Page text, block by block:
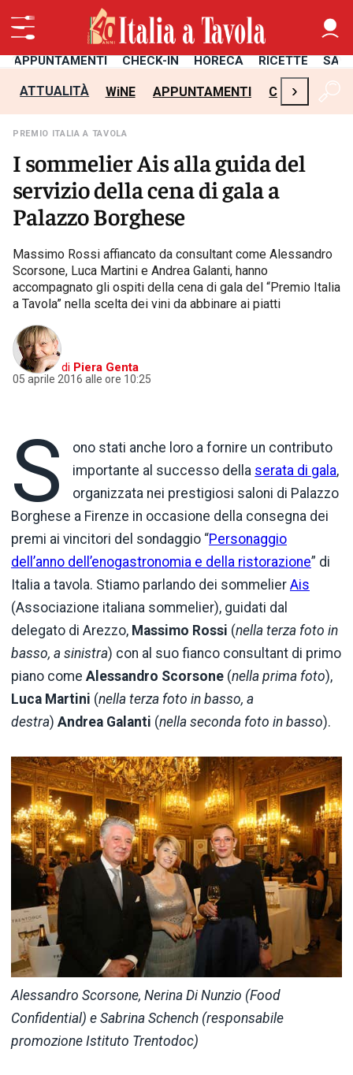
APPUNTAMENTI CHECK-IN HORECA RICETTE
ATTUALITÀ WiNE APPUNTAMENTI CHECK-IN
›
PREMIO ITALIA A TAVOLA
I sommelier Ais alla guida del
servizio della cena di gala a
Palazzo Borghese
Massimo Rossi affiancato da consultant come Alessandro
Scorsone, Luca Martini e Andrea Galanti, hanno
accompagnato gli ospiti della cena di gala del “Premio Italia
a Tavola” nella scelta dei vini da abbinare ai piatti
di Piera Genta
05 aprile 2016 alle ore 10:25
S
ono stati anche loro a fornire un contributo
importante al successo della serata di gala,
organizzata nei prestigiosi saloni di Palazzo
Borghese a Firenze in occasione della consegna dei
premi ai vincitori del sondaggio “Personaggio
dell’anno dell’enogastronomia e della ristorazione” di
Italia a tavola. Stiamo parlando dei sommelier Ais
(Associazione italiana sommelier), guidati dal
delegato di Arezzo, Massimo Rossi (nella terza foto in
basso, a sinistra) con al suo fianco consultant di primo
piano come Alessandro Scorsone (nella prima foto),
Luca Martini (nella terza foto in basso, a
destra) Andrea Galanti (nella seconda foto in basso).
Alessandro Scorsone, Nerina Di Nunzio (Food
Confidential) e Sabrina Schench (responsabile
promozione Istituto Trentodoc)